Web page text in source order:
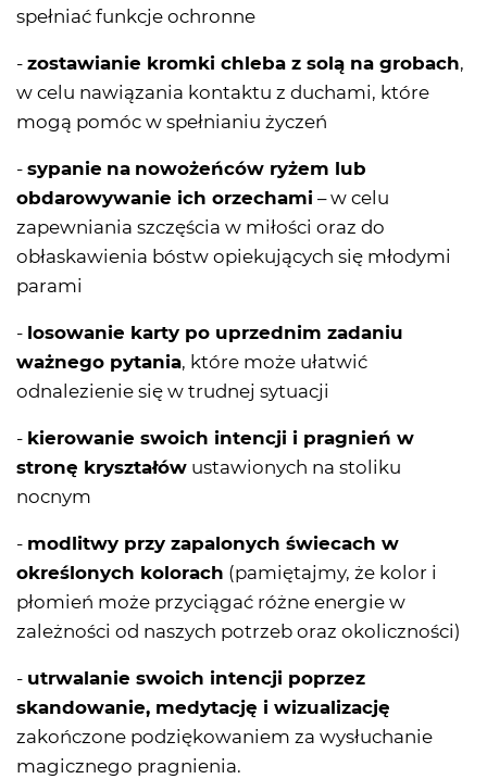
spełniać funkcje ochronne
- zostawianie kromki chleba z solą na grobach,
w celu nawiązania kontaktu z duchami, które
mogą pomóc w spełnianiu życzeń
- sypanie na nowożeńców ryżem lub
obdarowywanie ich orzechami – w celu
zapewniania szczęścia w miłości oraz do
obłaskawienia bóstw opiekujących się młodymi
parami
- losowanie karty po uprzednim zadaniu
ważnego pytania, które może ułatwić
odnalezienie się w trudnej sytuacji
- kierowanie swoich intencji i pragnień w
stronę kryształów ustawionych na stoliku
nocnym
- modlitwy przy zapalonych świecach w
określonych kolorach (pamiętajmy, że kolor i
płomień może przyciągać różne energie w
zależności od naszych potrzeb oraz okoliczności)
- utrwalanie swoich intencji poprzez
skandowanie, medytację i wizualizację
zakończone podziękowaniem za wysłuchanie
magicznego pragnienia.